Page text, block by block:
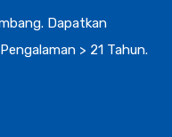
Dapatkan
> 21 Tahun.